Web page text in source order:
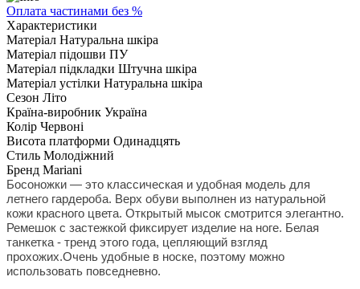
Оплата частинами без %
Характеристики
Матеріал Натуральна шкіра
Матеріал підошви ПУ
Матеріал підкладки Штучна шкіра
Матеріал устілки Натуральна шкіра
Сезон Літо
Країна-виробник Україна
Колір Червоні
Висота платформи Одинадцять
Стиль Молодіжний
Бренд Mariani
Босоножки — это классическая и удобная модель для
летнего гардероба. Верх обуви выполнен из натуральной
кожи красного цвета. Открытый мысок смотрится элегантно.
Ремешок с застежкой фиксирует изделие на ноге. Белая
танкетка - тренд этого года, цепляющий взгляд
прохожих.Очень удобные в носке, поэтому можно
использовать повседневно.